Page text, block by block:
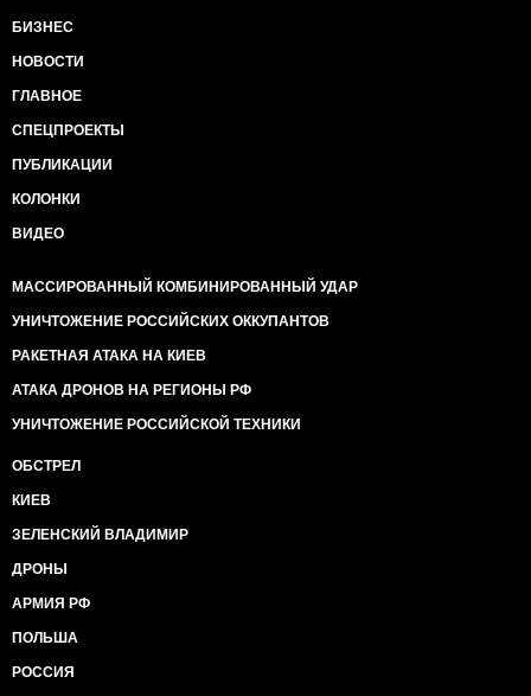
БИЗНЕС
НОВОСТИ
ГЛАВНОЕ
СПЕЦПРОЕКТЫ
ПУБЛИКАЦИИ
КОЛОНКИ
ВИДЕО
МАССИРОВАННЫЙ КОМБИНИРОВАННЫЙ УДАР
УНИЧТОЖЕНИЕ РОССИЙСКИХ ОККУПАНТОВ
РАКЕТНАЯ АТАКА НА КИЕВ
АТАКА ДРОНОВ НА РЕГИОНЫ РФ
УНИЧТОЖЕНИЕ РОССИЙСКОЙ ТЕХНИКИ
ОБСТРЕЛ
КИЕВ
ЗЕЛЕНСКИЙ ВЛАДИМИР
ДРОНЫ
АРМИЯ РФ
ПОЛЬША
РОССИЯ